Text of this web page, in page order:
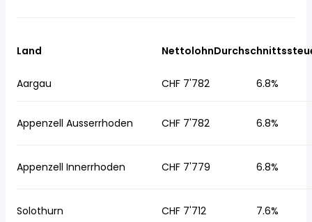
Land Nettolohn
Aargau CHF 7'782 6.8%
Appenzell Ausserrhoden CHF 7'782 6.8%
Appenzell Innerrhoden CHF 7'779 6.8%
Solothurn CHF 7'712 7.6%